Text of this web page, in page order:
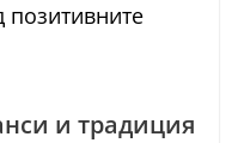
и традиция